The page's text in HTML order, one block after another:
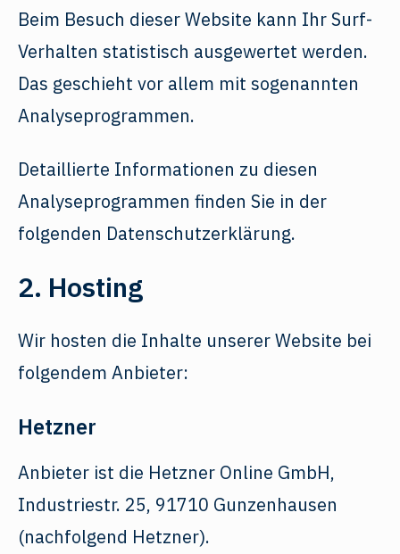
Beim Besuch dieser Website kann Ihr Surf-
Verhalten statistisch ausgewertet werden.
Das geschieht vor allem mit sogenannten
Analyseprogrammen.
Detaillierte Informationen zu diesen
Analyseprogrammen finden Sie in der
folgenden Datenschutzerklärung.
2. Hosting
Wir hosten die Inhalte unserer Website bei
folgendem Anbieter:
Hetzner
Anbieter ist die Hetzner Online GmbH,
Industriestr. 25, 91710 Gunzenhausen
(nachfolgend Hetzner).